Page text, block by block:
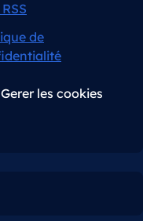
de
Gerer les cookies